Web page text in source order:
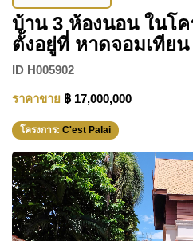
บ้าน 3 ห้องนอน ในโ
ตั้งอยู่ที่ หาดจอมเทียน
ID H005902
ราคาขาย ฿ 17,000,000
โครงการ: C'est Palai